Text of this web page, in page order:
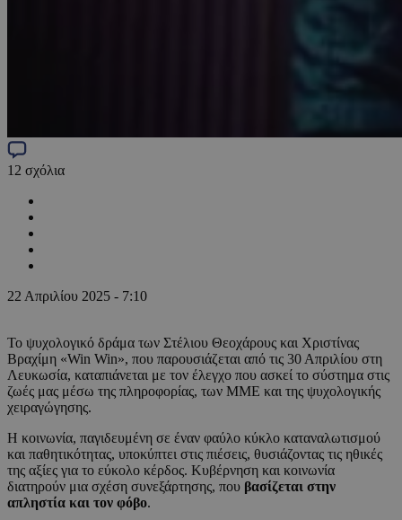
12 σχόλια
22 Απριλίου 2025 - 7:10
Το ψυχολογικό δράμα των Στέλιου Θεοχάρους και Χριστίνας
Βραχίμη «Win Win», που παρουσιάζεται από τις 30 Απριλίου στη
Λευκωσία, καταπιάνεται με τον έλεγχο που ασκεί το σύστημα στις
ζωές μας μέσω της πληροφορίας, των ΜΜΕ και της ψυχολογικής
χειραγώγησης.
Η κοινωνία, παγιδευμένη σε έναν φαύλο κύκλο καταναλωτισμού
και παθητικότητας, υποκύπτει στις πιέσεις, θυσιάζοντας τις ηθικές
της αξίες για το εύκολο κέρδος. Κυβέρνηση και κοινωνία
διατηρούν μια σχέση συνεξάρτησης, που βασίζεται στην
απληστία και τον φόβο.